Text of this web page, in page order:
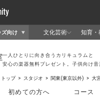
トップ スタジオ 関東(東京以外) 大